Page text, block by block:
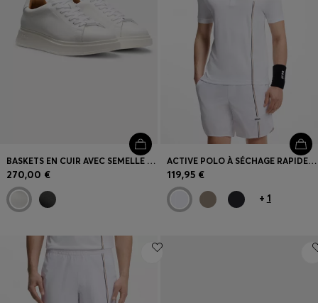
BASKETS EN CUIR AVEC SEMELLE EXTÉRIEURE EN GOMME
270,00 €
ACTIVE POLO À SÉCHAGE RAPIDE AVEC RAYURE EMBLÉMATIQUE
119,95 €
+ 1